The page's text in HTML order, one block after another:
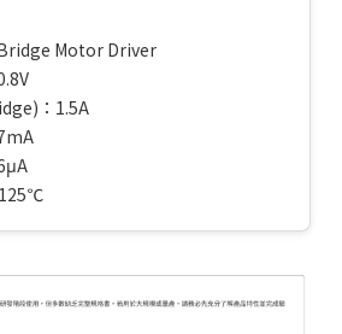
Motor Driver
：1.5A